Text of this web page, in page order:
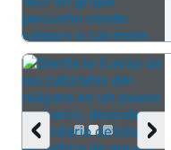
›
‹